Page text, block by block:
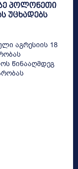
პოლონეთი
უცხადებს
აგრესიის 18
წინააღმდეგ